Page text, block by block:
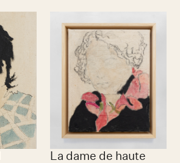
No items found.
La dame de haute